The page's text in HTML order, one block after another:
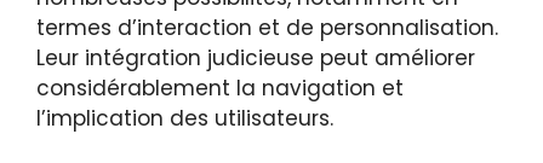
termes d’interaction et de personnalisation.
Leur intégration judicieuse peut améliorer
considérablement la navigation et
l’implication des utilisateurs.